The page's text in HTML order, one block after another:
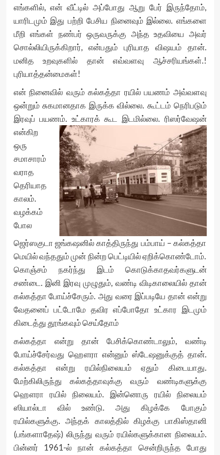
எங்களில், என் வீட்டில் அப்போது ஆறு பேர் இருந்தோம்,
யாரிடமும் இது பற்றி பேசிய நினைவும் இல்லை. எங்களை
மீறி எங்கள் நண்பர் ஒருவருக்கு அந்த உதவியை அவர்
சொல்லியிருக்கிறார், என்பதும் புரியாத விஷயம் தான்.
மனித உறவுகளில் தான் எவ்வளவு ஆச்சரியங்கள்.!
புரியாத்தன்மைகள்!
என் நினைவில் வரும் கல்கத்தா ரயில் பயணம் அவ்வளவு
ஒன்றும் சுகமானதாக இருக்க வில்லை. கூட்டம் நெரிபடும்
இரவுப் பயணம். உட்காரக் கூட இடமில்லை. ரிஸர்வேஷன்
என்கிற
ஒரு
சமாசாரம்
வராத
தெரியாத
காலம்.
வழக்கம்
போல
ஜெர்ஸகுடா ஜங்கஷனில் காத்திருந்து பம்பாய் – கல்கத்தா
மெயில் வந்ததும் முன் நின்ற பெட்டியில் ஏறிக்கொண்டோம்.
கொஞ்சம் நகர்ந்து இடம் கொடுக்காதவர்களுடன்
சண்டை. இனி இரவு முழுதும், வண்டி விடிகாலையில் தான்
கல்கத்தா போய்ச்சேரும். அது வரை இப்படியே தான் என்று
வேதனைப் பட்டோமே தவிர எப்போதோ உட்கார இடமும்
கிடைத்து தூங்கவும் செய்தோம்
கல்கத்தா என்று தான் பேசிக்கொண்டாலும், வண்டி
போய்ச்சேர்வது ஹௌரா என்னும் ஸ்டேஷனுக்குத் தான்.
கல்கத்தா என்று ரயில்நிலையம் ஏதும் கிடையாது.
மேற்கிலிருந்து கல்கத்தாவுக்கு வரும் வண்டிகளுக்கு
ஹௌரா ரயில் நிலையம். இன்னொரு ரயில் நிலையம்
ஸியால்டா வில் உண்டு. அது கிழக்கே போகும்
ரயில்களுக்கு. அந்தக் காலத்தில் கிழக்கு பாகிஸ்தானி
(பங்களாதேஷ்) லிருந்து வரும் ரயில்களுக்கான நிலையம்.
பின்னர் 1961-ல் நான் கல்கத்தா சென்றிருந்த போது